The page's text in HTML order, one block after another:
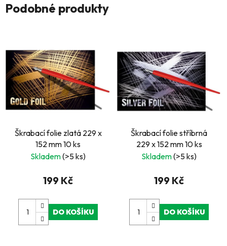
Podobné produkty
Škrabací folie zlatá 229 x
152 mm 10 ks
Skladem(>5 ks)
199 Kč
DO KOŠÍKU
Škrabací folie stříbrná
229 x 152 mm 10 ks
Skladem(>5 ks)
199 Kč
DO KOŠÍKU